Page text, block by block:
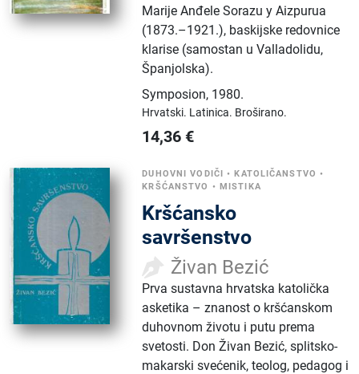
Marije Anđele Sorazu y Aizpurua
(1873.–1921.), baskijske redovnice
klarise (samostan u Valladolidu,
Španjolska).
Symposion, 1980.
Hrvatski. Latinica. Broširano.
14,36 €
DUHOVNI VODIČI •KATOLIČANSTVO •
KRŠĆANSTVO • MISTIKA
Kršćansko
savršenstvo
Živan Bezić
Prva sustavna hrvatska katolička
asketika – znanost o kršćanskom
duhovnom životu i putu prema
svetosti. Don Živan Bezić, splitsko-
makarski svećenik, teolog, pedagog i